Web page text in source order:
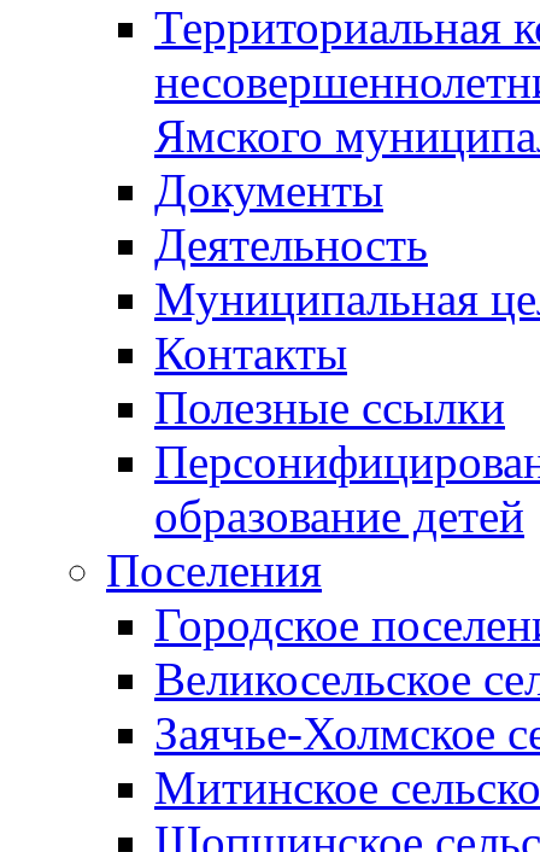
Территориальная
Ямского
Документы
Деятельность
Муниципальная
Контакты
Полезные ссылки
образование детей
Поселения
Городское
Великосельское
Заячье-Холмское
Митинское